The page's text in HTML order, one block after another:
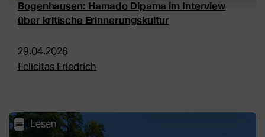
Bogenhausen: Hamado Dipama im Interview
über kritische Erinnerungskultur
29.04.2026
Felicitas Friedrich